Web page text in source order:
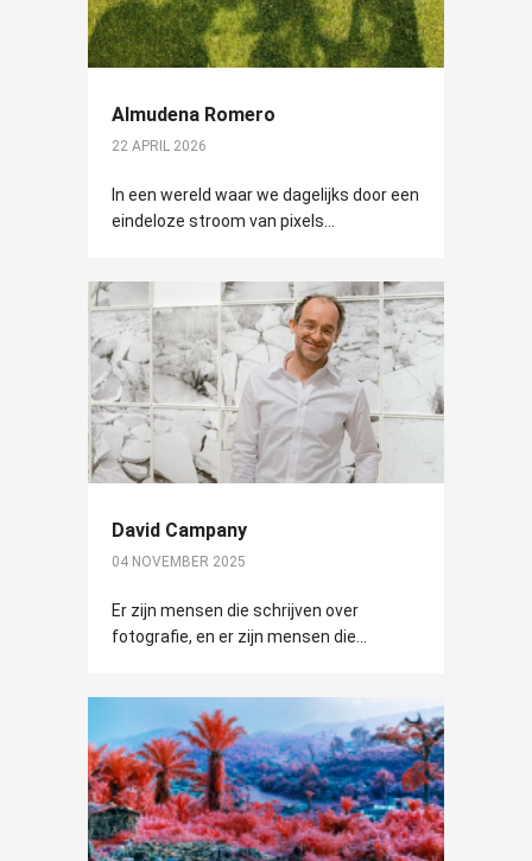
Almudena Romero
22 APRIL 2026
In een wereld waar we dagelijks door een
eindeloze stroom van pixels...
David Campany
04 NOVEMBER 2025
Er zijn mensen die schrijven over
fotografie, en er zijn mensen die...